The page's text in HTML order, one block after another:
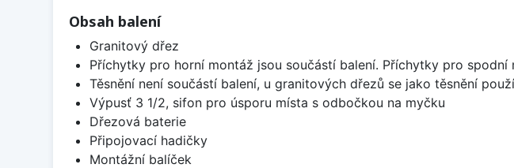
Obsah balení
Granitový dřez
Příchytky pro horní montáž jsou součástí balení. Příchytky pro
Těsnění není součástí balení, u granitových dřezů se jako těsnění
Výpusť 3 1/2, sifon pro úsporu místa s odbočkou na myčku
Dřezová baterie
Připojovací hadičky
Montážní balíček